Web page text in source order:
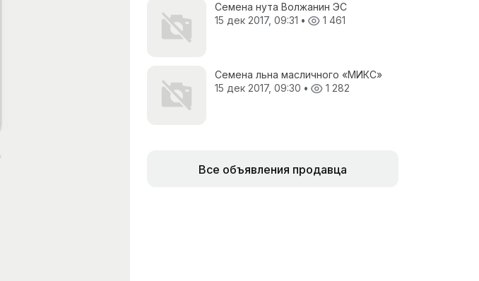
Семена нута Волжанин ЭС
15 дек 2017, 09:31 • 1 461
Семена льна масличного «МИКС»
15 дек 2017, 09:30 • 1 282
Все объявления продавца